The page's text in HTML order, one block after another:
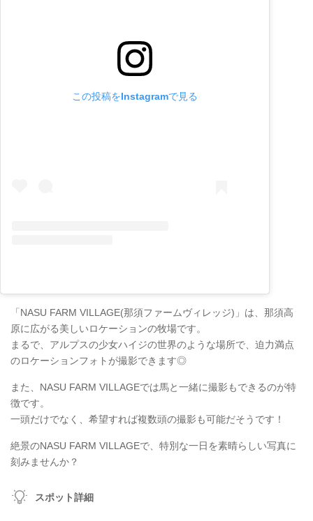
この投稿をInstagramで見る
「NASU FARM VILLAGE(那須ファームヴィレッジ)」は、那須高
原に広がる美しいロケーションの牧場です。
まるで、アルプスの少女ハイジの世界のような場所で、迫力満点
のロケーションフォトが撮影できます◎
また、NASU FARM VILLAGEでは馬と一緒に撮影もできるのが特
徴です。
一頭だけでなく、希望すれば複数頭の撮影も可能だそうです！
絶景のNASU FARM VILLAGEで、特別な一日を素晴らしい写真に
刻みませんか？
スポット詳細